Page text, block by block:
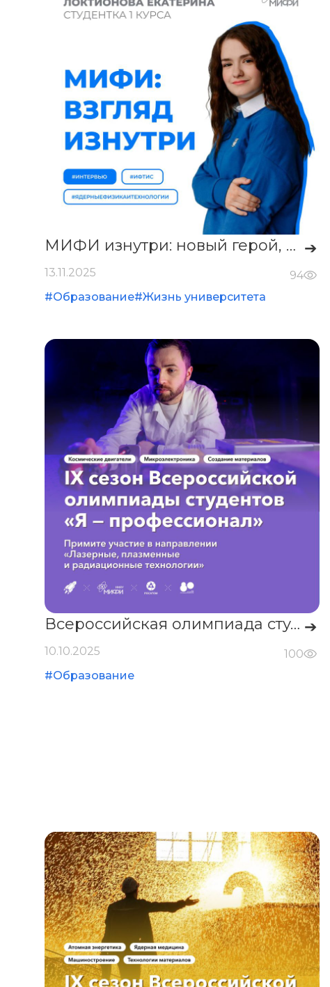
МИФИ изнутри: новый герой, новый взгляд 🔹 ➔
13.11.2025
94
#Образование#Жизнь университета
Всероссийская олимпиада студентов «Я — профессионал»: ➔
10.10.2025
100
#Образование